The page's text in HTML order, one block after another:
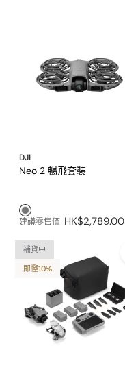
DJI
Neo 2 暢飛套裝
灰色1
建議零售價 HK$2,789.00
補貨中
即慳10%